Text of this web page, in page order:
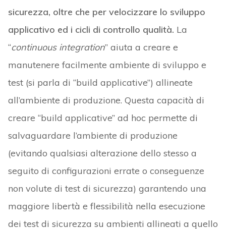
sicurezza, oltre che per velocizzare lo sviluppo
applicativo ed i cicli di controllo qualità. La
“continuous integration” aiuta a creare e
manutenere facilmente ambiente di sviluppo e
test (si parla di “build applicative”) allineate
all’ambiente di produzione. Questa capacità di
creare “build applicative” ad hoc permette di
salvaguardare l’ambiente di produzione
(evitando qualsiasi alterazione dello stesso a
seguito di configurazioni errate o conseguenze
non volute di test di sicurezza) garantendo una
maggiore libertà e flessibilità nella esecuzione
dei test di sicurezza su ambienti allineati a quello